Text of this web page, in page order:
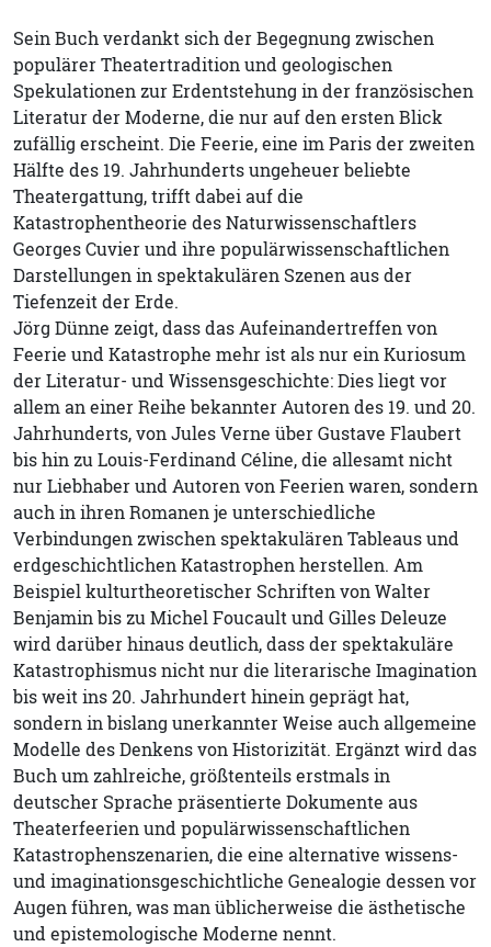
Sein Buch verdankt sich der Begegnung zwischen
populärer Theatertradition und geologischen
Spekulationen zur Erdentstehung in der französischen
Literatur der Moderne, die nur auf den ersten Blick
zufällig erscheint. Die Feerie, eine im Paris der zweiten
Hälfte des 19. Jahrhunderts ungeheuer beliebte
Theatergattung, trifft dabei auf die
Katastrophentheorie des Naturwissenschaftlers
Georges Cuvier und ihre populärwissenschaftlichen
Darstellungen in spektakulären Szenen aus der
Tiefenzeit der Erde.
Jörg Dünne zeigt, dass das Aufeinandertreffen von
Feerie und Katastrophe mehr ist als nur ein Kuriosum
der Literatur- und Wissensgeschichte: Dies liegt vor
allem an einer Reihe bekannter Autoren des 19. und 20.
Jahrhunderts, von Jules Verne über Gustave Flaubert
bis hin zu Louis-Ferdinand Céline, die allesamt nicht
nur Liebhaber und Autoren von Feerien waren, sondern
auch in ihren Romanen je unterschiedliche
Verbindungen zwischen spektakulären Tableaus und
erdgeschichtlichen Katastrophen herstellen. Am
Beispiel kulturtheoretischer Schriften von Walter
Benjamin bis zu Michel Foucault und Gilles Deleuze
wird darüber hinaus deutlich, dass der spektakuläre
Katastrophismus nicht nur die literarische Imagination
bis weit ins 20. Jahrhundert hinein geprägt hat,
sondern in bislang unerkannter Weise auch allgemeine
Modelle des Denkens von Historizität. Ergänzt wird das
Buch um zahlreiche, größtenteils erstmals in
deutscher Sprache präsentierte Dokumente aus
Theaterfeerien und populärwissenschaftlichen
Katastrophenszenarien, die eine alternative wissens-
und imaginationsgeschichtliche Genealogie dessen vor
Augen führen, was man üblicherweise die ästhetische
und epistemologische Moderne nennt.